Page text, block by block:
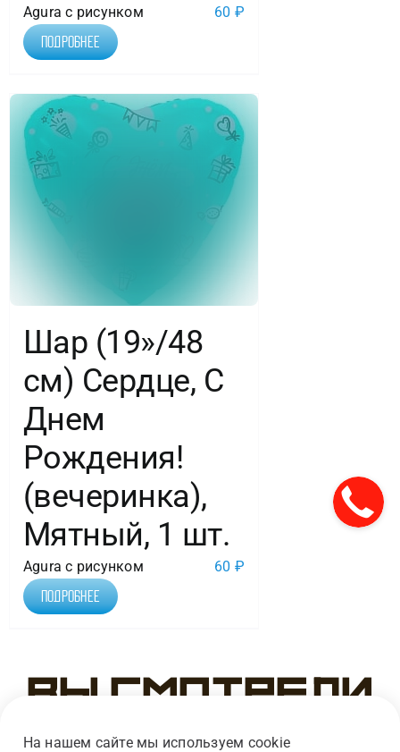
Agura с рисунком 60 ₽
Подробнее
Шар (19»/48
см) Сердце, С
Днем
Рождения!
(вечеринка),
Мятный, 1 шт.
Agura с рисунком 60 ₽
Подробнее
Вы смотрели
На нашем сайте мы используем cookie